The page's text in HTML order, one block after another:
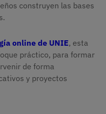
construyen las bases
online de UNIE, esta
práctico, para formar
de forma
y proyectos